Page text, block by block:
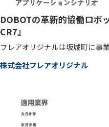
DOBOTの革新的協働ロボ
CR7』
フレアオリジナルは坂城町に事業
株式会社フレアオリジナル